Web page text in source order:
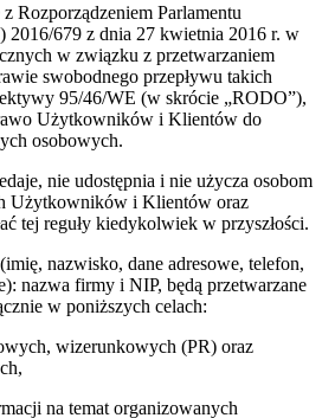
Rozporządzeniem Parlamentu
2016/679 z dnia 27 kwietnia 2016 r. w
w związku z przetwarzaniem
swobodnego przepływu takich
95/46/WE (w skrócie „RODO”),
Użytkowników i Klientów do
osobowych.
nie udostępnia i nie użycza osobom
Użytkowników i Klientów oraz
tej reguły kiedykolwiek w przyszłości.
nazwisko, dane adresowe, telefon,
nazwa firmy i NIP, będą przetwarzane
w poniższych celach:
wizerunkowych (PR) oraz
na temat organizowanych